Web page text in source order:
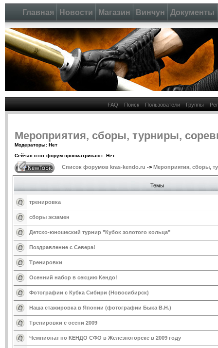
Главная Новости Магазин Винчун Документы
FAQ Поиск Пользователи Группы
Мероприятия, сборы, турниры,
Модераторы: Нет
Сейчас этот форум просматривают: Нет
Список форумов kras-kendo.ru -> Мероприятия, сборы,
Темы
тренировка
сборы экзамен
Детско-юношеский турнир "Кубок золотого кольца"
Поздравление с Севера!
Тренировки
Осенний набор в секцию Кендо!
Фотографии с Кубка Сибири (Новосибирск)
Наша стажировка в Японии (фотографии Быка В.Н.)
Тренировки с осени 2009
Чемпионат по КЕНДО СФО в Железногорске в 2009 году